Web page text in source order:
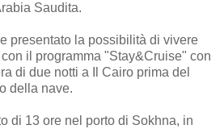
Saudita.
presentato la possibilità di vivere
il programma "Stay&Cruise" con
di due notti a Il Cairo prima del
della nave.
di 13 ore nel porto di Sokhna, in